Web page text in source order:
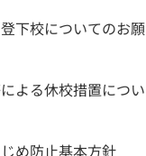
下校についてのお願
よる休校措置につい
め防止基本方針